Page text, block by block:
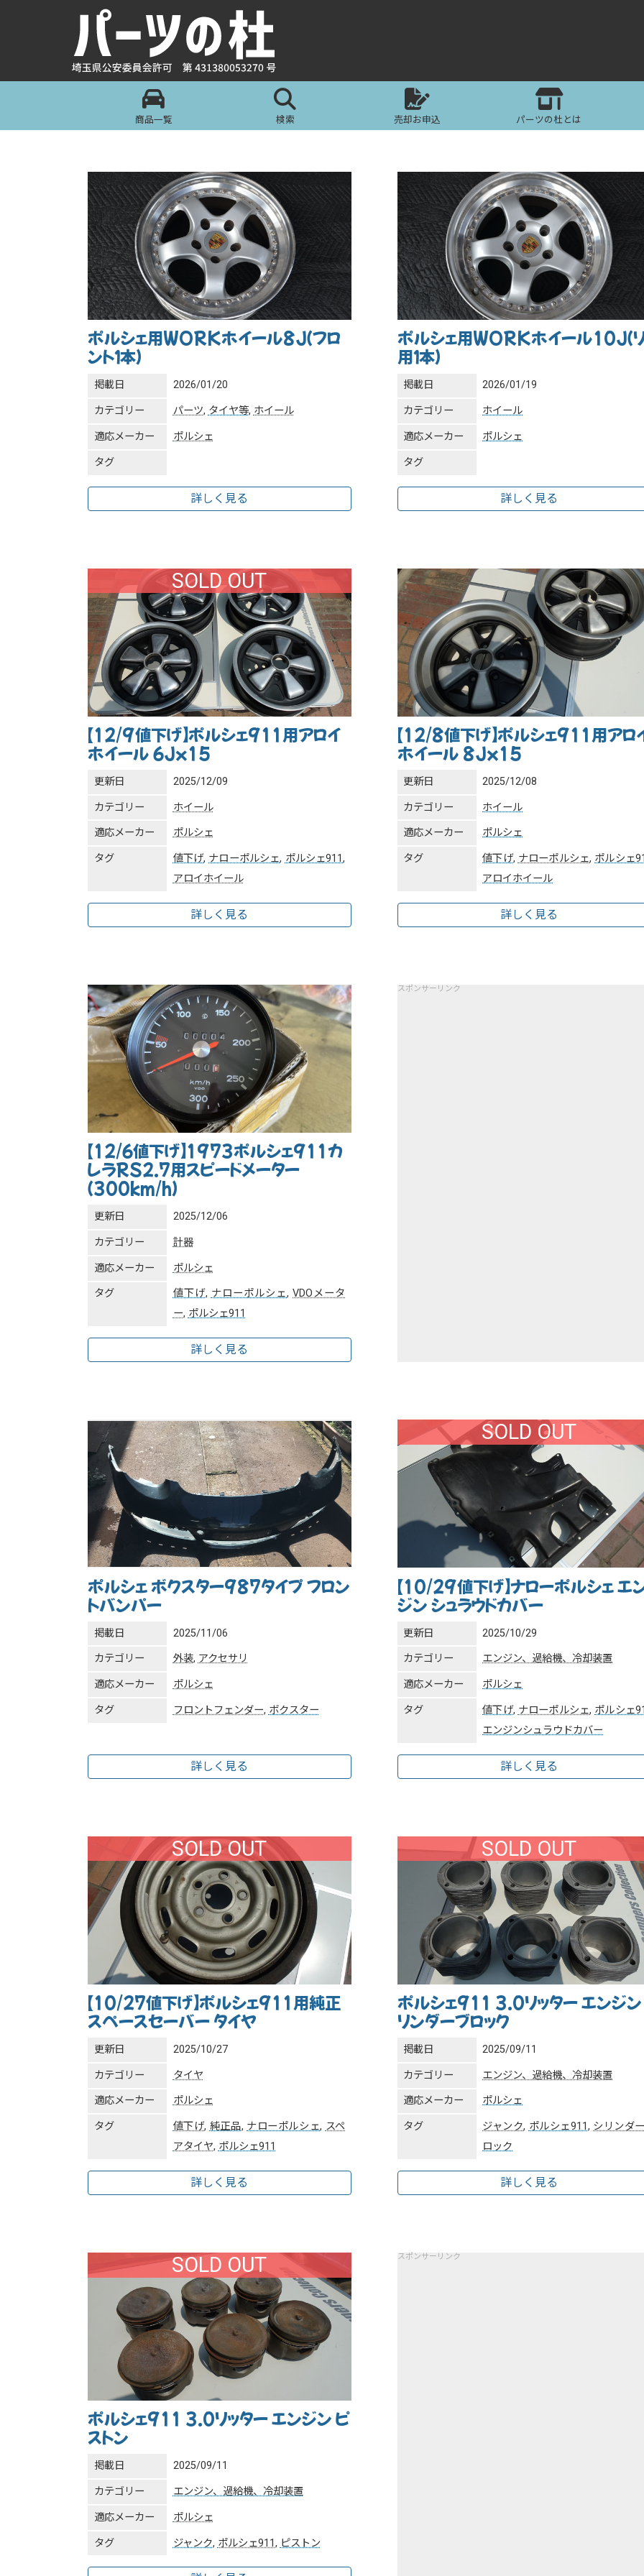
商品一覧 検索 売却お申込 パーツの杜とは
ポルシェ用WORKホイール8J（フロ
ント１本）
掲載日 2026/01/20
カテゴリー パーツ, タイヤ等, ホイール
適応メーカー ポルシェ
タグ
詳しく見る
ポルシェ用WORKホイール10J（
用１本）
掲載日 2026/01/19
カテゴリー ホイール
適応メーカー ポルシェ
タグ
詳しく見る
SOLD OUT
【12/9値下げ】ポルシェ911用アロイ
ホイール 6Jｘ15
更新日 2025/12/09
カテゴリー ホイール
適応メーカー ポルシェ
タグ 値下げ, ナローポルシェ, ポルシェ911,
アロイホイール
詳しく見る
【12/8値下げ】ポルシェ911用アロ
ホイール 8Jx15
更新日 2025/12/08
カテゴリー ホイール
適応メーカー ポルシェ
タグ 値下げ, ナローポルシェ, ポルシェ
アロイホイール
詳しく見る
【12/6値下げ】1973ポルシェ911カ
レラRS2.7用スピードメーター
（300km/h）
更新日 2025/12/06
カテゴリー 計器
適応メーカー ポルシェ
タグ 値下げ, ナローポルシェ,VDOメータ
ー, ポルシェ911
詳しく見る
スポンサーリンク
ポルシェ ボクスター987タイプ フロン
トバンパー
掲載日 2025/11/06
カテゴリー 外装, アクセサリ
適応メーカー ポルシェ
タグ フロントフェンダー, ボクスター
詳しく見る
SOLD OUT
【10/29値下げ】ナローポルシェ エ
ジン シュラウドカバー
更新日 2025/10/29
カテゴリー エンジン、過給機、冷却装置
適応メーカー ポルシェ
タグ 値下げ, ナローポルシェ, ポルシェ
エンジンシュラウドカバー
詳しく見る
SOLD OUT
【10/27値下げ】ポルシェ911用純正
スペースセーバー タイヤ
更新日 2025/10/27
カテゴリー タイヤ
適応メーカー ポルシェ
タグ 値下げ, 純正品, ナローポルシェ, スペ
アタイヤ, ポルシェ911
詳しく見る
SOLD OUT
ポルシェ911 3.0リッター エンジ
リンダーブロック
掲載日 2025/09/11
カテゴリー エンジン、過給機、冷却装置
適応メーカー ポルシェ
タグ ジャンク, ポルシェ911, シリンダ
ロック
詳しく見る
SOLD OUT
ポルシェ911 3.0リッター エンジン ピ
ストン
掲載日 2025/09/11
カテゴリー エンジン、過給機、冷却装置
適応メーカー ポルシェ
タグ ジャンク, ポルシェ911, ピストン
スポンサーリンク